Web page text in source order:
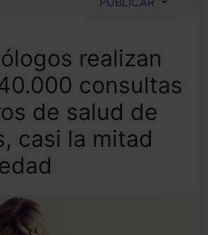
realizan
consultas
de salud de
casi la mitad